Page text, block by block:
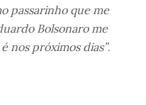
passarinho que me
Bolsonaro me
nos próximos dias”.